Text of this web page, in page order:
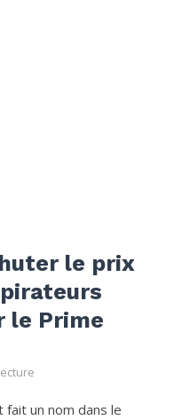
le prix
le Prime
fait un nom dans le